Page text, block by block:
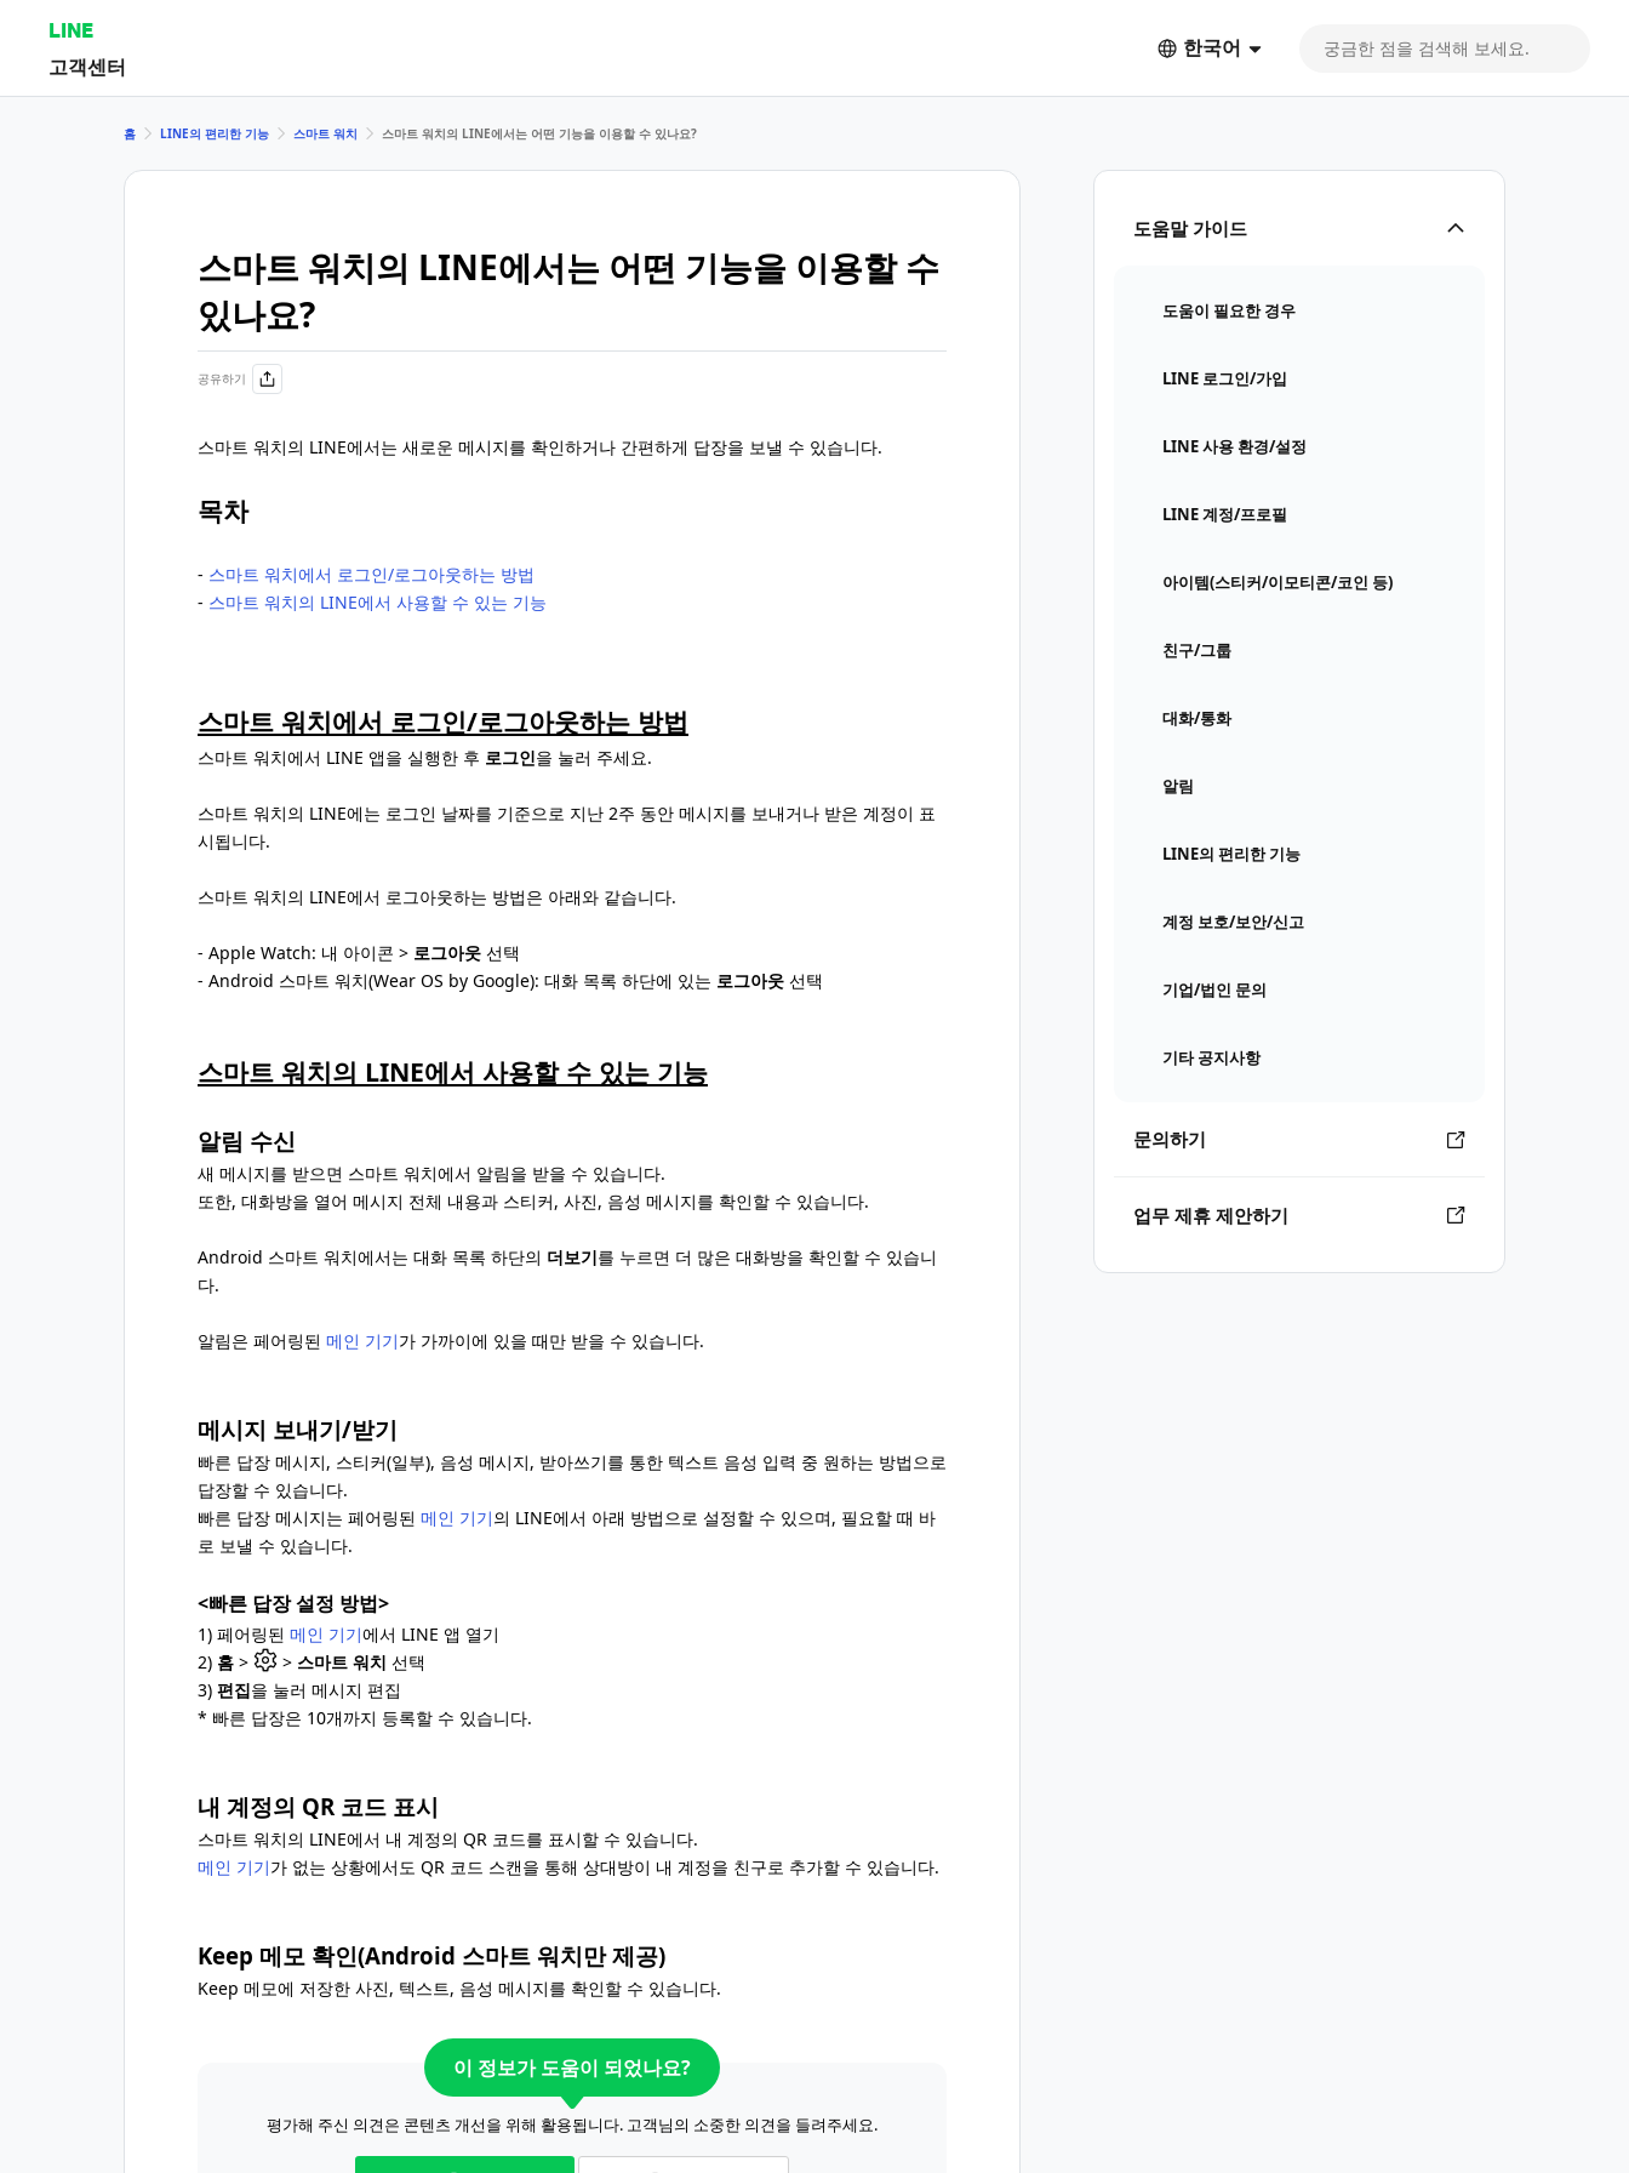
LINE
고객센터
한국어
도움말 가이드
도움이 필요한 경우
LINE 로그인/가입
LINE 사용 환경/설정
LINE 계정/프로필
아이템(스티커/이모티콘/코인 등)
친구/그룹
대화/통화
알림
LINE의 편리한 기능
계정 보호/보안/신고
기업/법인 문의
기타 공지사항
문의하기
업무 제휴 제안하기
홈 LINE의 편리한 기능 스마트 워치 스마트 워치의 LINE에서는 어떤 기능을 이용할 수 있나요?
스마트 워치의 LINE에서는 어떤 기능을 이용할 수
있나요?
공유하기
스마트 워치의 LINE에서는 새로운 메시지를 확인하거나 간편하게 답장을 보낼 수 있습니다.
목차
‐ 스마트 워치에서 로그인/로그아웃하는 방법
‐ 스마트 워치의 LINE에서 사용할 수 있는 기능
스마트 워치에서 로그인/로그아웃하는 방법
스마트 워치에서 LINE 앱을 실행한 후 로그인을 눌러 주세요.
스마트 워치의 LINE에는 로그인 날짜를 기준으로 지난 2주 동안 메시지를 보내거나 받은 계정이 표
시됩니다.
스마트 워치의 LINE에서 로그아웃하는 방법은 아래와 같습니다.
- Apple Watch: 내 아이콘 > 로그아웃 선택
- Android 스마트 워치(Wear OS by Google): 대화 목록 하단에 있는 로그아웃 선택
스마트 워치의 LINE에서 사용할 수 있는 기능
알림 수신
새 메시지를 받으면 스마트 워치에서 알림을 받을 수 있습니다.
또한, 대화방을 열어 메시지 전체 내용과 스티커, 사진, 음성 메시지를 확인할 수 있습니다.
Android 스마트 워치에서는 대화 목록 하단의 더보기를 누르면 더 많은 대화방을 확인할 수 있습니
다.
알림은 페어링된 메인 기기가 가까이에 있을 때만 받을 수 있습니다.
메시지 보내기/받기
빠른 답장 메시지, 스티커(일부), 음성 메시지, 받아쓰기를 통한 텍스트 음성 입력 중 원하는 방법으로
답장할 수 있습니다.
빠른 답장 메시지는 페어링된 메인 기기의 LINE에서 아래 방법으로 설정할 수 있으며, 필요할 때 바
로 보낼 수 있습니다.
<빠른 답장 설정 방법>
1) 페어링된 메인 기기에서 LINE 앱 열기
2) 홈 > > 스마트 워치 선택
3) 편집을 눌러 메시지 편집
* 빠른 답장은 10개까지 등록할 수 있습니다.
내 계정의 QR 코드 표시
스마트 워치의 LINE에서 내 계정의 QR 코드를 표시할 수 있습니다.
메인 기기가 없는 상황에서도 QR 코드 스캔을 통해 상대방이 내 계정을 친구로 추가할 수 있습니다.
Keep 메모 확인(Android 스마트 워치만 제공)
Keep 메모에 저장한 사진, 텍스트, 음성 메시지를 확인할 수 있습니다.
이 정보가 도움이 되었나요?
평가해 주신 의견은 콘텐츠 개선을 위해 활용됩니다. 고객님의 소중한 의견을 들려주세요.